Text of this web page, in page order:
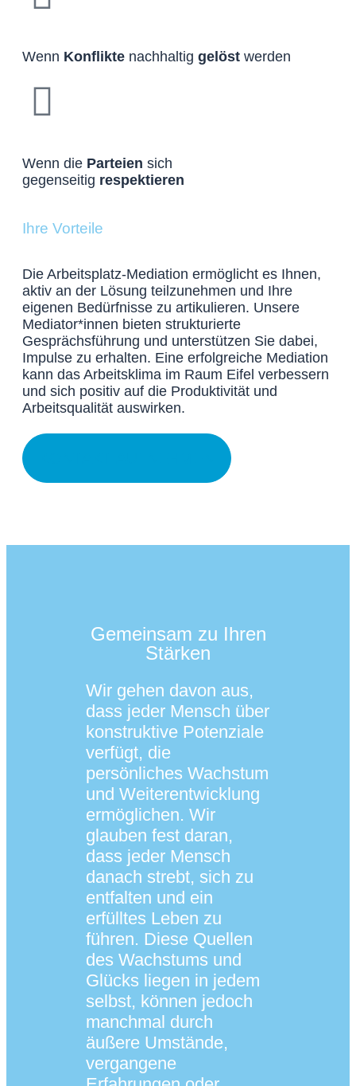
Wenn Konflikte nachhaltig gelöst werden
Wenn die Parteien sich
gegenseitig respektieren
Ihre Vorteile
Die Arbeitsplatz-Mediation ermöglicht es Ihnen,
aktiv an der Lösung teilzunehmen und Ihre
eigenen Bedürfnisse zu artikulieren. Unsere
Mediator*innen bieten strukturierte
Gesprächsführung und unterstützen Sie dabei,
Impulse zu erhalten. Eine erfolgreiche Mediation
kann das Arbeitsklima im Raum Eifel verbessern
und sich positiv auf die Produktivität und
Arbeitsqualität auswirken.
Gemeinsam zu Ihren
Stärken
Wir gehen davon aus,
dass jeder Mensch über
konstruktive Potenziale
verfügt, die
persönliches Wachstum
und Weiterentwicklung
ermöglichen. Wir
glauben fest daran,
dass jeder Mensch
danach strebt, sich zu
entfalten und ein
erfülltes Leben zu
führen. Diese Quellen
des Wachstums und
Glücks liegen in jedem
selbst, können jedoch
manchmal durch
äußere Umstände,
vergangene